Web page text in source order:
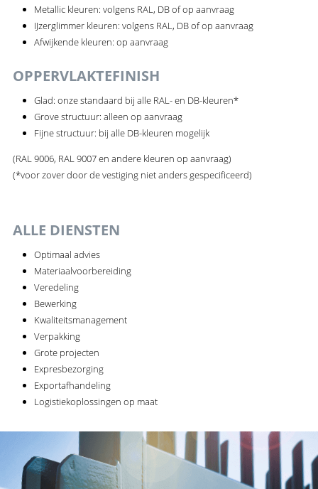
Metallic kleuren: volgens RAL, DB of op aanvraag
IJzerglimmer kleuren: volgens RAL, DB of op aanvraag
Afwijkende kleuren: op aanvraag
OPPERVLAKTEFINISH
Glad: onze standaard bij alle RAL- en DB-kleuren*
Grove structuur: alleen op aanvraag
Fijne structuur: bij alle DB-kleuren mogelijk
(RAL 9006, RAL 9007 en andere kleuren op aanvraag)
(*voor zover door de vestiging niet anders gespecificeerd)
ALLE DIENSTEN
Optimaal advies
Materiaalvoorbereiding
Veredeling
Bewerking
Kwaliteitsmanagement
Verpakking
Grote projecten
Expresbezorging
Exportafhandeling
Logistiekoplossingen op maat